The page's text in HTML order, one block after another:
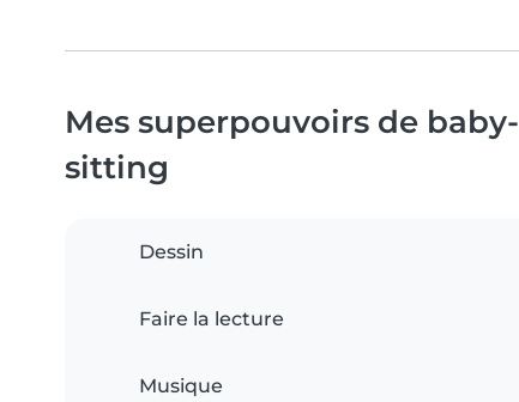
Mes superpouvoirs de baby-
sitting
Dessin
Faire la lecture
Musique